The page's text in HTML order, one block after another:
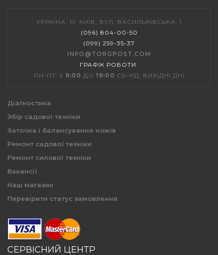
УКРАЇНА, М. КИЇВ, ВУЛ. ВАСИЛЬКІВСЬКА, 1
(096) 804-00-50
(099) 259-35-37
INFO@TORGPOST.COM
ГРАФІК РОБОТИ :
ПН-ПТ: З 9:00 ДО 19:00 СБ-НД: ВИХІДНІ ДНІ
Діагностика
Збір садової техніки
Заточка і балансування ножів
Ремонт садової техніки
Ремонт силової техніки
Вакансії
Наш магазин
Перевірити статус замовлення
СЕРВІСНИЙ ЦЕНТР